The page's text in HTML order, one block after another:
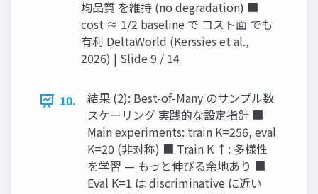
均品質 を維持 (no degradation) ■
cost ≈ 1/2 baseline で コスト面 でも
有利 DeltaWorld (Kerssies et al.,
2026) | Slide 9 / 14
10.
結果 (2): Best-of-Many のサンプル数
スケーリング 実践的な設定指針 ■
Main experiments: train K=256, eval
K=20 (非対称) ■ Train K ↑: 多様性
を学習 — もっと伸びる余地あり ■
Eval K=1 は discriminative に近い